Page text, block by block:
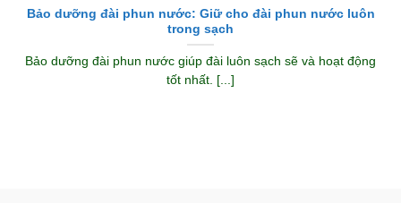
Bảo dưỡng đài phun nước: Giữ cho đài phun nước luôn
trong sạch
Bảo dưỡng đài phun nước giúp đài luôn sạch sẽ và hoạt động
tốt nhất. [...]